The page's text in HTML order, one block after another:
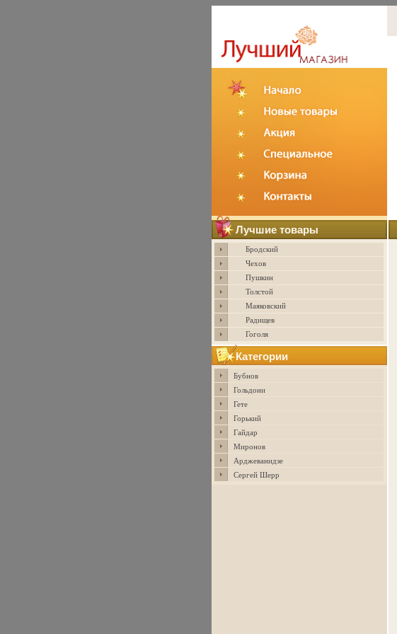
Лучшие товары
Бродский
Чехов
Пушкин
Толстой
Маяковский
Радищев
Гоголя
Категории
Бубнов
Гольдони
Гете
Горький
Гайдар
Миронов
Арджеванидзе
Сергей Шерр